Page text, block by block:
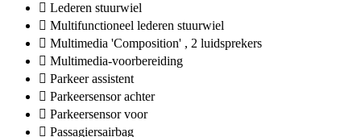
Lederen stuurwiel
Multifunctioneel lederen stuurwiel
Multimedia 'Composition' , 2 luidsprekers
Multimedia-voorbereiding
Parkeer assistent
Parkeersensor achter
Parkeersensor voor
Passagiersairbag